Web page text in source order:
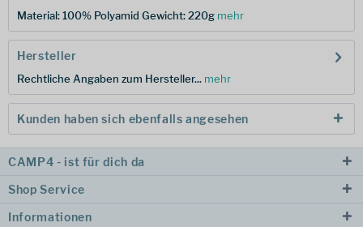
Material: 100% Polyamid Gewicht: 220g mehr
Hersteller
Rechtliche Angaben zum Hersteller... mehr
Kunden haben sich ebenfalls angesehen
CAMP4 - ist für dich da
Shop Service
Informationen